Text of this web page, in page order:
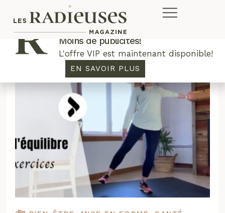
Plus de concours. Plus de rabais.
Moins de publicités!
L'offre VIP est maintenant disponible!
EN SAVOIR PLUS